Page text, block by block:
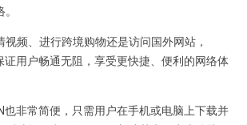
频、进行跨境购物还是访问国外网站，
证用户畅通无阻，享受更快捷、便利的网络体
非常简便，只需用户在手机或电脑上下载并